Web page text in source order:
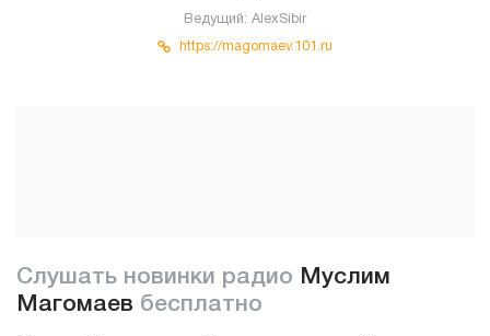
Ведущий: AlexSibir
https://magomaev.101.ru
Слушать новинки радио Муслим
Магомаев бесплатно